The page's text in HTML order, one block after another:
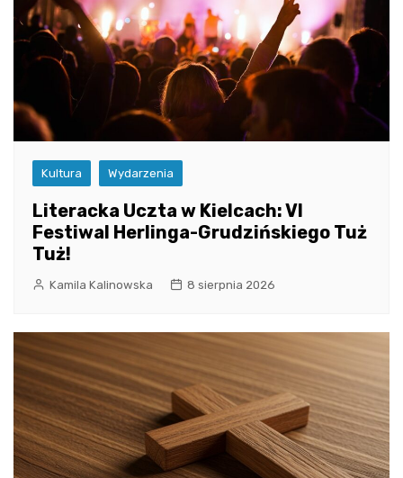
Kultura Wydarzenia
Literacka Uczta w Kielcach: VI
Festiwal Herlinga-Grudzińskiego Tuż
Tuż!
Kamila Kalinowska 8 sierpnia 2026